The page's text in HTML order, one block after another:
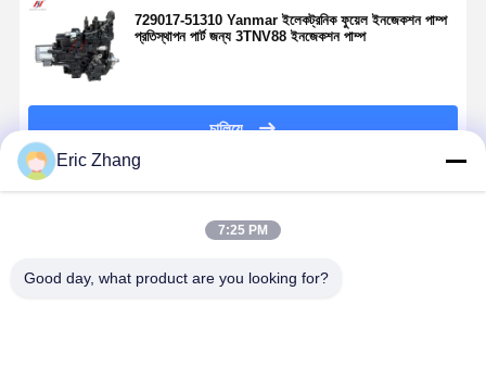
729017-51310 Yanmar ইলেকট্রনিক ফুয়েল ইনজেকশন পাম্প
প্রতিস্থাপন পার্ট জন্য 3TNV88 ইনজেকশন পাম্প
চালিয়ে
Eric Zhang
7:25 PM
Good day, what product are you looking for?